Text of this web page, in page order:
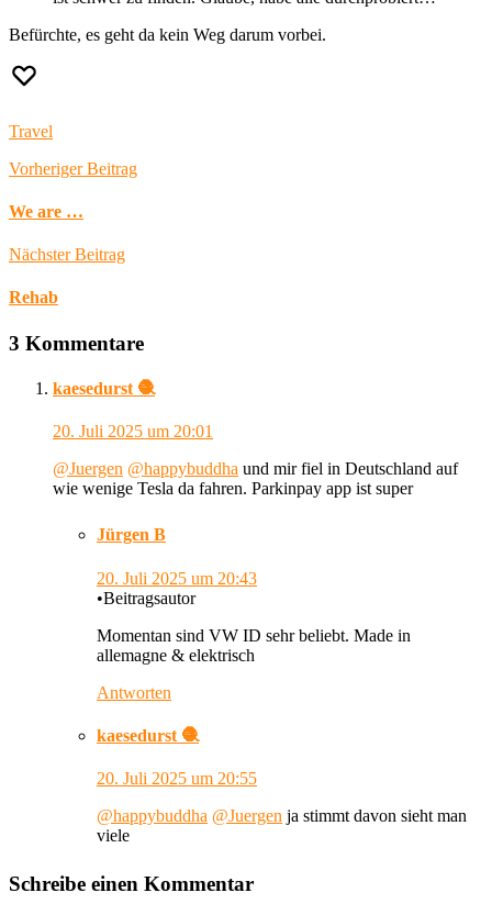
Befürchte, es geht da kein Weg darum vorbei.
Travel
Vorheriger Beitrag
We are …
Nächster Beitrag
Rehab
3 Kommentare
kaesedurst 🧶
20. Juli 2025 um 20:01
@Juergen @happybuddha und mir fiel in Deutschland auf
wie wenige Tesla da fahren. Parkinpay app ist super
Jürgen B
20. Juli 2025 um 20:43
•Beitragsautor
Momentan sind VW ID sehr beliebt. Made in
allemagne & elektrisch
Antworten
kaesedurst 🧶
20. Juli 2025 um 20:55
@happybuddha @Juergen ja stimmt davon sieht man
viele
Schreibe einen Kommentar